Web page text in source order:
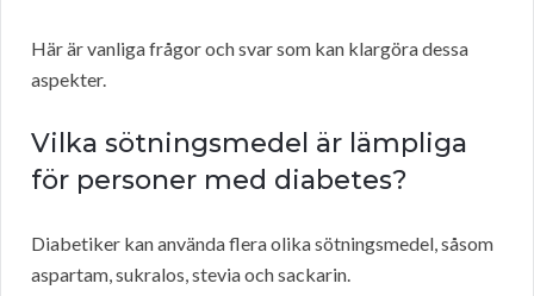
Här är vanliga frågor och svar som kan klargöra dessa
aspekter.
Vilka sötningsmedel är lämpliga
för personer med diabetes?
Diabetiker kan använda flera olika sötningsmedel, såsom
aspartam, sukralos, stevia och sackarin.